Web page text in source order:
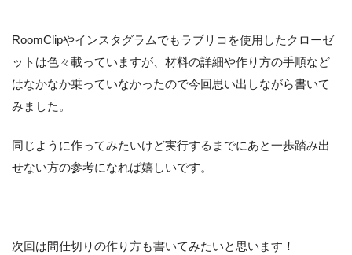
RoomClipやインスタグラムでもラブリコを使用したクローゼ
ットは色々載っていますが、材料の詳細や作り方の手順など
はなかなか乗っていなかったので今回思い出しながら書いて
みました。
同じように作ってみたいけど実行するまでにあと一歩踏み出
せない方の参考になれば嬉しいです。
次回は間仕切りの作り方も書いてみたいと思います！